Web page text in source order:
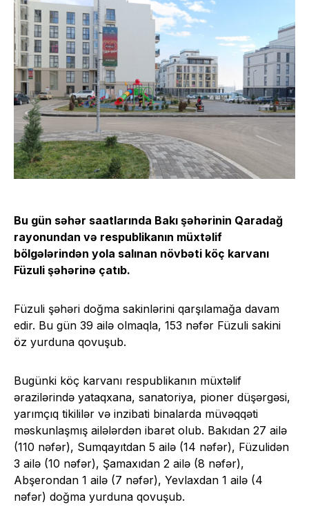
Bu gün səhər saatlarında Bakı şəhərinin Qaradağ
rayonundan və respublikanın müxtəlif
bölgələrindən yola salınan növbəti köç karvanı
Füzuli şəhərinə çatıb.
Füzuli şəhəri doğma sakinlərini qarşılamağa davam
edir. Bu gün 39 ailə olmaqla, 153 nəfər Füzuli sakini
öz yurduna qovuşub.
Bugünki köç karvanı respublikanın müxtəlif
ərazilərində yataqxana, sanatoriya, pioner düşərgəsi,
yarımçıq tikililər və inzibati binalarda müvəqqəti
məskunlaşmış ailələrdən ibarət olub. Bakıdan 27 ailə
(110 nəfər), Sumqayıtdan 5 ailə (14 nəfər), Füzulidən
3 ailə (10 nəfər), Şamaxıdan 2 ailə (8 nəfər),
Abşerondan 1 ailə (7 nəfər), Yevlaxdan 1 ailə (4
nəfər) doğma yurduna qovuşub.